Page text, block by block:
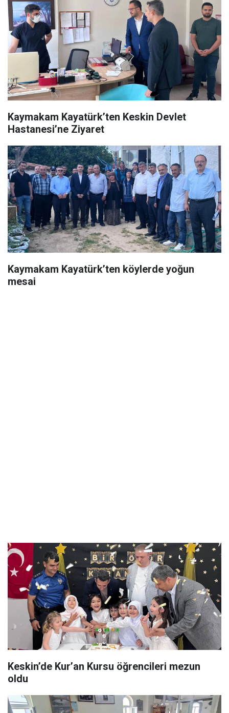
Kaymakam Kayatürk’ten Keskin Devlet
Hastanesi’ne Ziyaret
Kaymakam Kayatürk’ten köylerde yoğun
mesai
Keskin’de Kur’an Kursu öğrencileri mezun
oldu